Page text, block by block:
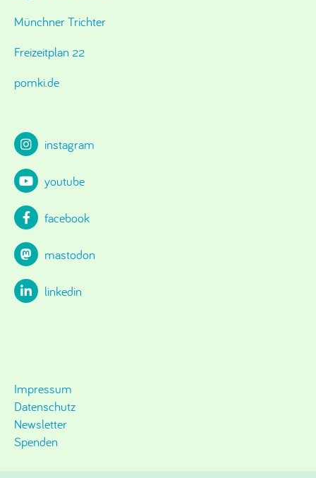
Münchner Trichter
Freizeitplan 22
pomki.de
instagram
youtube
facebook
mastodon
linkedin
Impressum
Datenschutz
Newsletter
Spenden